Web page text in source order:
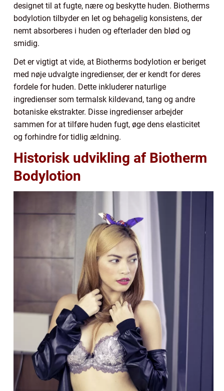
designet til at fugte, nære og beskytte huden. Biotherms
bodylotion tilbyder en let og behagelig konsistens, der
nemt absorberes i huden og efterlader den blød og
smidig.
Det er vigtigt at vide, at Biotherms bodylotion er beriget
med nøje udvalgte ingredienser, der er kendt for deres
fordele for huden. Dette inkluderer naturlige
ingredienser som termalsk kildevand, tang og andre
botaniske ekstrakter. Disse ingredienser arbejder
sammen for at tilføre huden fugt, øge dens elasticitet
og forhindre for tidlig ældning.
Historisk udvikling af Biotherm
Bodylotion